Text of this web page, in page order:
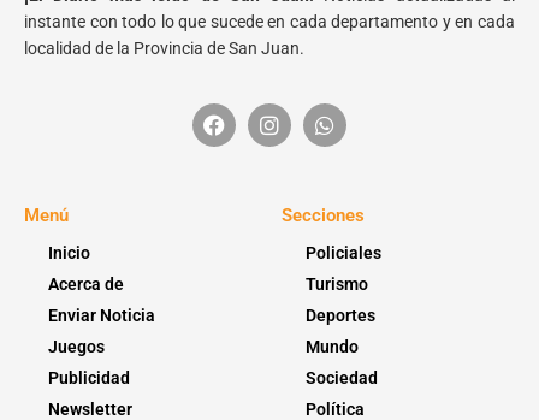
instante con todo lo que sucede en cada departamento y en cada
localidad de la Provincia de San Juan.
Menú
Inicio
Acerca de
Enviar Noticia
Juegos
Publicidad
Newsletter
Secciones
Policiales
Turismo
Deportes
Mundo
Sociedad
Política